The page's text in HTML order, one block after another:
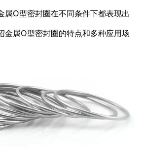
属O型密封圈在不同条件下都表现出
金属O型密封圈的特点和多种应用场